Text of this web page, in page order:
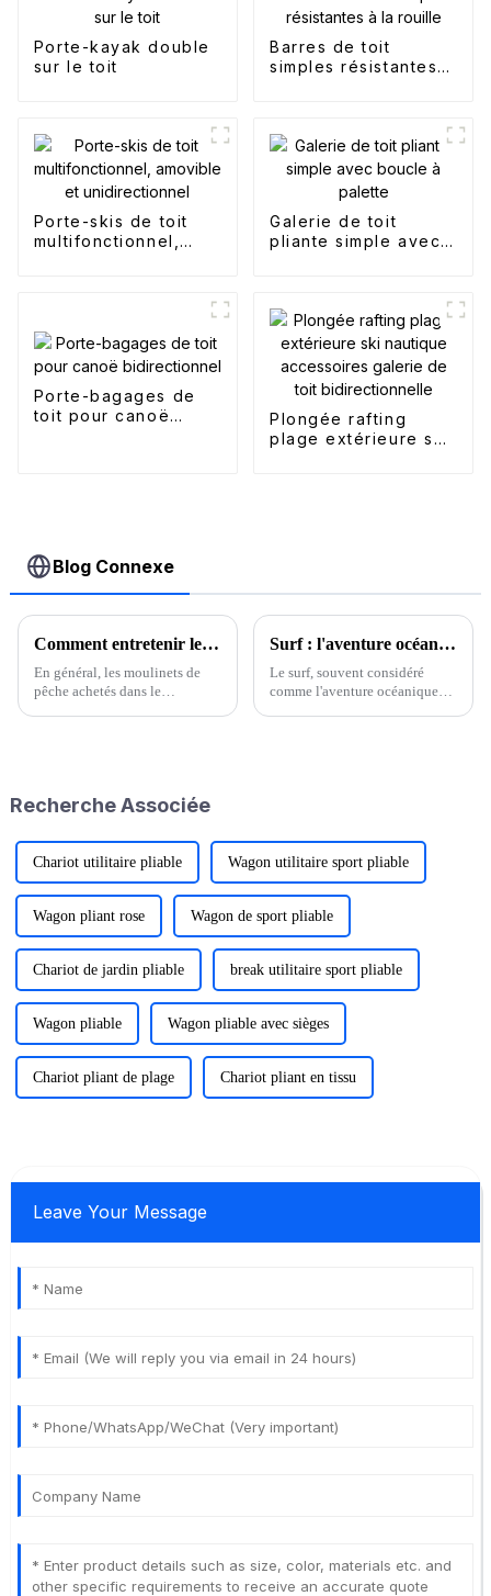
Porte-kayak double
sur le toit
Barres de toit
simples résistantes à
Porte-skis de toit
multifonctionnel,
Galerie de toit
pliante simple avec
Porte-bagages de
toit pour canoë
Plongée rafting
plage extérieure ski
Blog Connexe
Comment entretenir les moulinets de pêche ?
En général, les moulinets de
pêche achetés dans le
moulinets de pêche nécessitent
Surf : l'aventure océanique ultime
Le surf, souvent considéré
comme l'aventure océanique
Recherche Associée
Chariot utilitaire pliable Wagon utilitaire sport pliable
Wagon pliant rose Wagon de sport pliable
Chariot de jardin pliable break utilitaire sport pliable
Wagon pliable Wagon pliable avec sièges
Chariot pliant de plage Chariot pliant en tissu
Leave Your Message